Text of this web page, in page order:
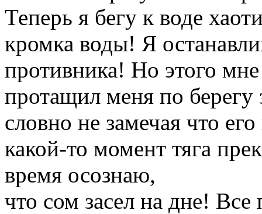
Теперь я бегу к воде
кромка воды! Я
противника! Но этого
протащил меня по
словно не замечая что
какой-то момент тяга
время осознаю,
что сом засел на дне!